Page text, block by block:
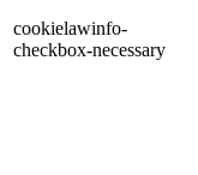
cookielawinfo-
checkbox-necessary